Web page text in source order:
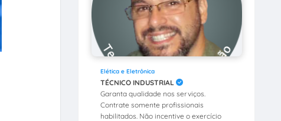
Elética e Eletrônica
TÉCNICO INDUSTRIAL
Garanta qualidade nos serviços.
Contrate somente profissionais
habilitados. Não incentive o exercício